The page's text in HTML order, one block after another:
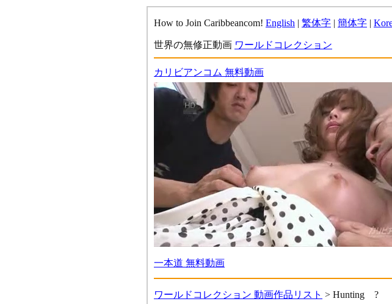
How to Join Caribbeancom! English | 繁体字 | 簡体字 |
世界の無修正動画 ワールドコレクション
カリビアンコム 無料動画
一本道 無料動画
ワールドコレクション 動画作品リスト > Hunting ?